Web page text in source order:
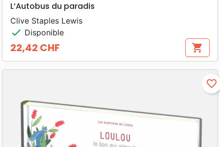
L’Autobus du paradis
Clive Staples Lewis
check Disponible
Prix
22,42 CHF shopping_cart
favorite_border